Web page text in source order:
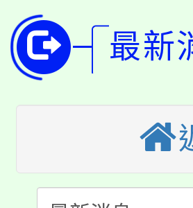
開!
115年桃園
田徑場及游
桃園市低收
半價優惠，
者。
份教師增能
大溪自造教
份教師研習
淨零綠生活
會
115年食農
最新